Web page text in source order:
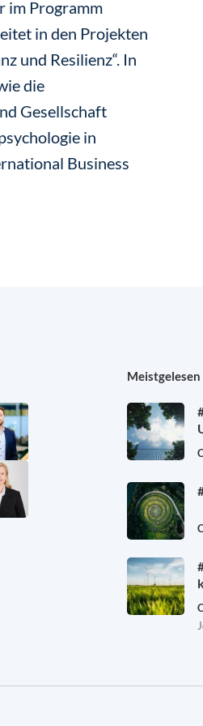
im Programm
in den Projekten
und Resilienz“. In
die
Gesellschaft
in
Business
Meistgelesen